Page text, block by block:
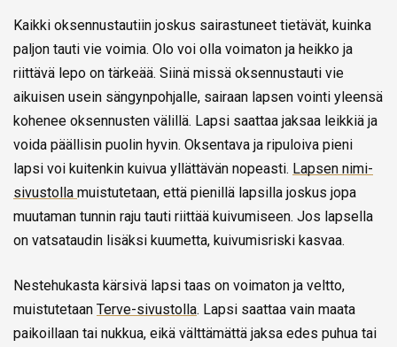
Kaikki oksennustautiin joskus sairastuneet tietävät, kuinka
paljon tauti vie voimia. Olo voi olla voimaton ja heikko ja
riittävä lepo on tärkeää. Siinä missä oksennustauti vie
aikuisen usein sängynpohjalle, sairaan lapsen vointi yleensä
kohenee oksennusten välillä. Lapsi saattaa jaksaa leikkiä ja
voida päällisin puolin hyvin. Oksentava ja ripuloiva pieni
lapsi voi kuitenkin kuivua yllättävän nopeasti. Lapsen nimi-
sivustolla muistutetaan, että pienillä lapsilla joskus jopa
muutaman tunnin raju tauti riittää kuivumiseen. Jos lapsella
on vatsataudin lisäksi kuumetta, kuivumisriski kasvaa.
Nestehukasta kärsivä lapsi taas on voimaton ja veltto,
muistutetaan Terve-sivustolla. Lapsi saattaa vain maata
paikoillaan tai nukkua, eikä välttämättä jaksa edes puhua tai